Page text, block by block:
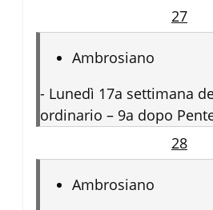
27
Ambrosiano
- Lunedì 17a settimana
ordinario – 9a dopo
28
Ambrosiano